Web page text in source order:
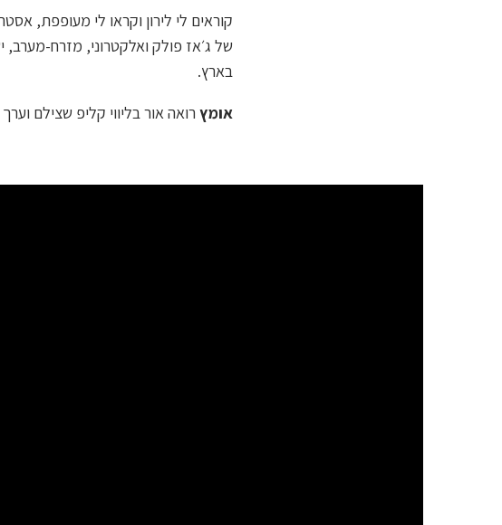
קוראים לי לירון וקראו לי מעופפת,
של ג׳אז פולק ואלקטרוני, מזרח-מערב,
בארץ.
אומץ רואה אור בליווי קליפ שצילם